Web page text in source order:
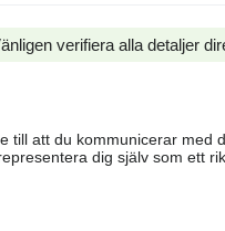
verifiera alla detaljer
till att du kommunicerar
dig själv som ett